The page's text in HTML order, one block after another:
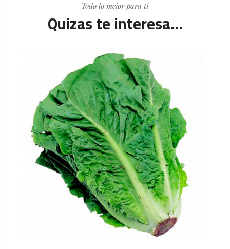
Todo lo mejor para ti
Quizas te interesa...